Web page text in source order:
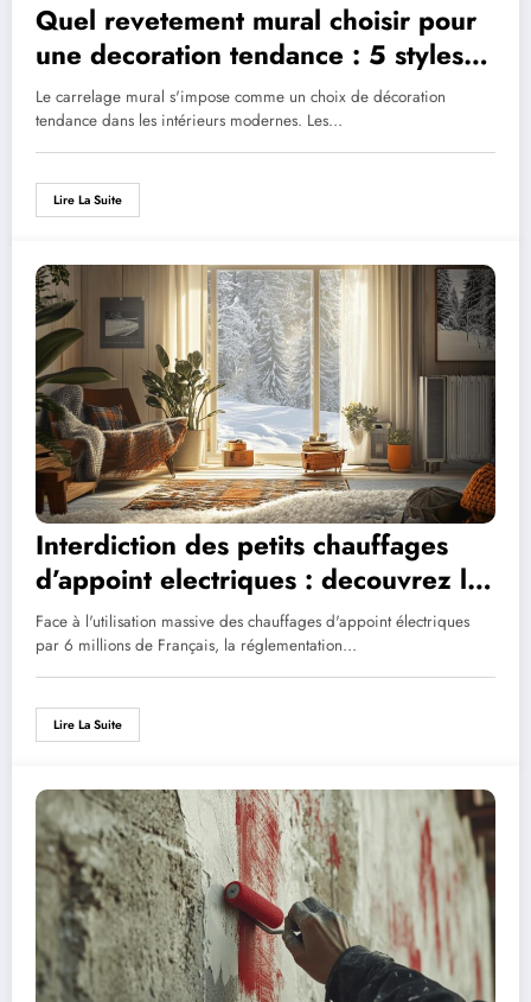
Quel revetement mural choisir pour
une decoration tendance : 5 styles
de carrelage qui font sensation
Le carrelage mural s'impose comme un choix de décoration
tendance dans les intérieurs modernes. Les…
Lire La Suite
Interdiction des petits chauffages
d’appoint electriques : decouvrez les
meilleures solutions d’isolation
thermique
Face à l'utilisation massive des chauffages d'appoint électriques
par 6 millions de Français, la réglementation…
Lire La Suite